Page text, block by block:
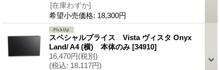
[在庫わずか]
希望小売価格: 18,300円
スペシャルプライス Vista ヴィスタ Onyx
Land/ A4 (横) 本体のみ [34910]
16,470円(税別)
(税込: 18,117円)